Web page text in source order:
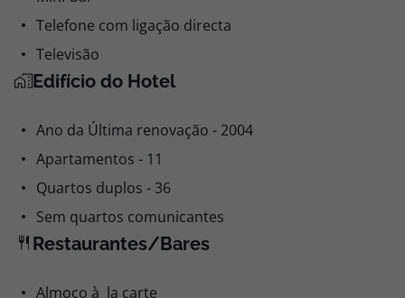
Telefone com ligação directa
Televisão
Edifício do Hotel
Ano da Última renovação - 2004
Apartamentos - 11
Quartos duplos - 36
Sem quartos comunicantes
Restaurantes/Bares
Almoço à la carte